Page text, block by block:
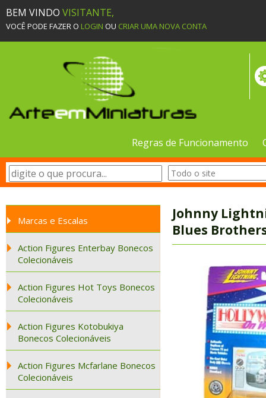
BEM VINDO VISITANTE,
VOCÊ PODE FAZER O LOGIN OU CRIAR UMA NOVA CONTA
Regras de Funcionamento
Marcas e Escalas
Action Figures Enterbay Bonecos
Colecionáveis
Action Figures Hot Toys Bonecos
Colecionáveis
Action Figures Kotobukiya
Bonecos Colecionáveis
Action Figures Mcfarlane Bonecos
Colecionáveis
Johnny
Blues